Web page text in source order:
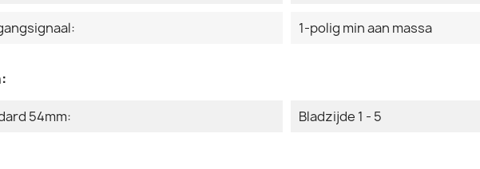
1-polig min aan massa
54mm: Bladzijde 1 - 5